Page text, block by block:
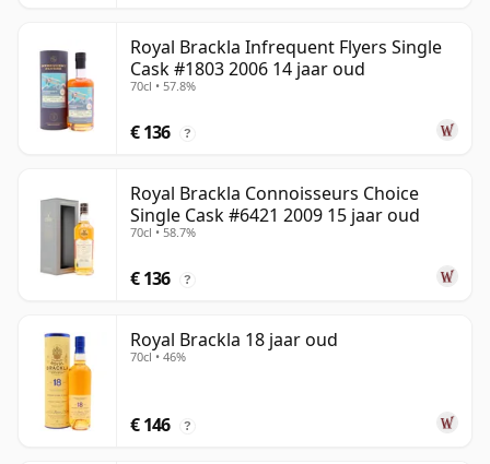
Royal Brackla Infrequent Flyers Single
Cask #1803 2006 14 jaar oud
70cl • 57.8%
€ 136 ?
Royal Brackla Connoisseurs Choice
Single Cask #6421 2009 15 jaar oud
70cl • 58.7%
€ 136 ?
Royal Brackla 18 jaar oud
70cl • 46%
€ 146 ?